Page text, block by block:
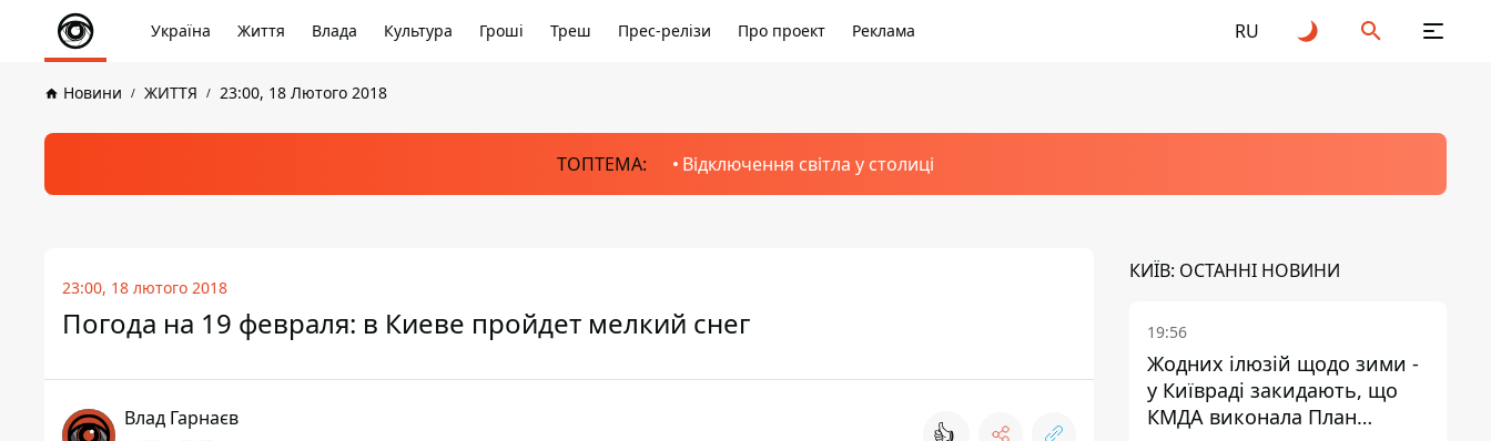
Україна Життя Влада Культура Гроші Треш Прес-релізи Про проект Реклама RU
Новини ЖИТТЯ 23:00, 18 Лютого 2018
ТОПТЕМА: Відключення світла у столиці
23:00, 18 лютого 2018
Погода на 19 февраля: в Киеве пройдет мелкий снег
Влад Гарнаєв
👍
КИЇВ: ОСТАННІ НОВИНИ
19:56
Жодних ілюзій щодо зими -
у Київраді закидають, що
КМДА виконала План